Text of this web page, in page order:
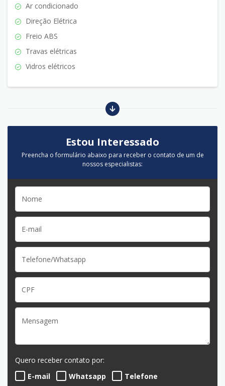
Ar condicionado
Direção Elétrica
Freio ABS
Travas elétricas
Vidros elétricos
Estou Interessado
Preencha o formulário abaixo para receber o contato de um de
nossos especialistas:
Quero receber contato por:
E-mail
Whatsapp Telefone